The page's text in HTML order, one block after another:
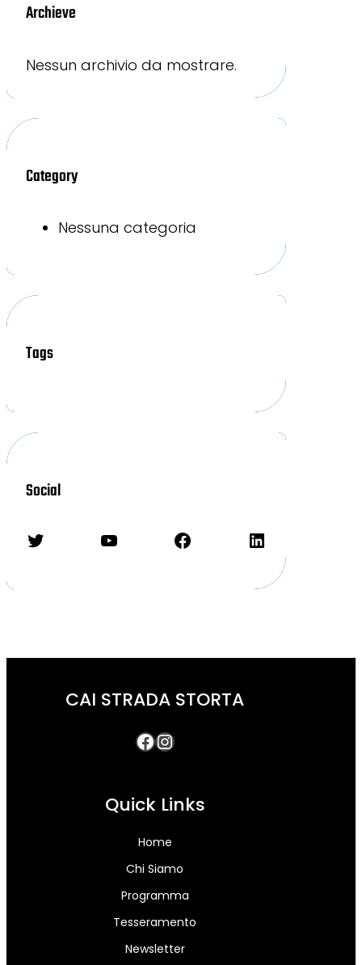
Archieve
Nessun archivio da mostrare.
Category
Nessuna categoria
Tags
Social
CAI STRADA STORTA
Quick Links
Home
Chi Siamo
Programma
Tesseramento
Newsletter